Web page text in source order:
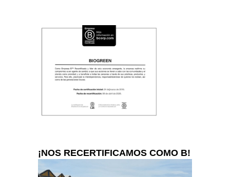
¡NOS RECERTIFICAMOS COMO B!